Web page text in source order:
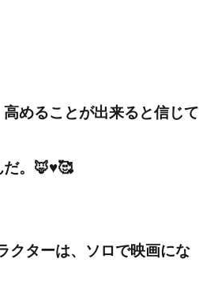
めることが出来ると信じて
だ。🦊♥️🥰
クターは、ソロで映画にな